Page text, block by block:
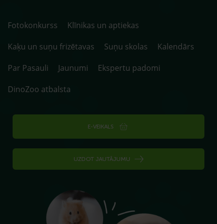
Fotokonkurss
Klīnikas un aptiekas
Kaķu un suņu frizētavas
Suņu skolas
Kalendārs
Par Pasauli
Jaunumi
Ekspertu padomi
DinoZoo atbalsta
E-VEIKALS
UZDOT JAUTĀJUMU